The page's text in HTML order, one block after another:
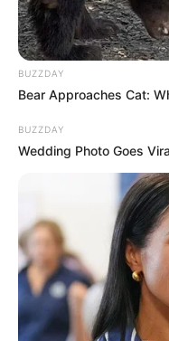
BUZZDAY
Bear Approaches Cat:
BUZZDAY
Wedding Photo Goes